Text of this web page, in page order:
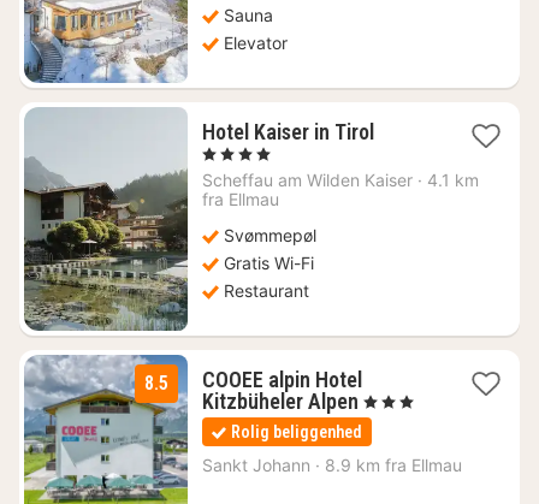
Sauna
Elevator
Hotel Kaiser in Tirol1
fra
, 4 Stjerner
Scheffau am Wilden Kaiser · 4.1 km
fra Ellmau
Svømmepøl
Gratis Wi-Fi
Restaurant
8.5
COOEE alpin Hotel
Kitzbüheler Alpen 1
nat
fra
633
, 3 Stjerner
Rolig beliggenhed
Sankt Johann · 8.9 km fra Ellmau